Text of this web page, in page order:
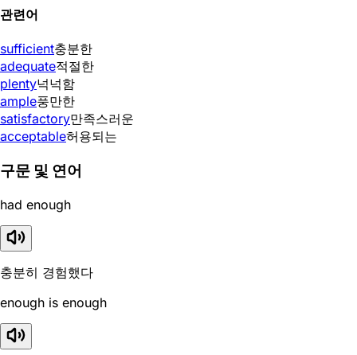
관련어
sufficient충분한
adequate적절한
plenty넉넉함
ample풍만한
satisfactory만족스러운
acceptable허용되는
구문 및 연어
had enough
충분히 경험했다
enough is enough